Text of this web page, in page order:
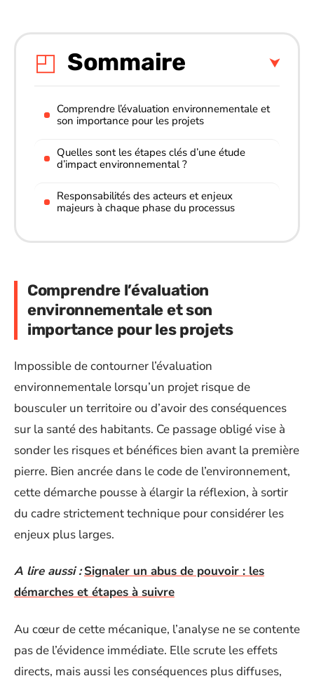
Sommaire
Comprendre l’évaluation environnementale et
son importance pour les projets
Quelles sont les étapes clés d’une étude
d’impact environnemental ?
Responsabilités des acteurs et enjeux
majeurs à chaque phase du processus
Comprendre l’évaluation
environnementale et son
importance pour les projets
Impossible de contourner l’évaluation
environnementale lorsqu’un projet risque de
bousculer un territoire ou d’avoir des conséquences
sur la santé des habitants. Ce passage obligé vise à
sonder les risques et bénéfices bien avant la première
pierre. Bien ancrée dans le code de l’environnement,
cette démarche pousse à élargir la réflexion, à sortir
du cadre strictement technique pour considérer les
enjeux plus larges.
A lire aussi : Signaler un abus de pouvoir : les
démarches et étapes à suivre
Au cœur de cette mécanique, l’analyse ne se contente
pas de l’évidence immédiate. Elle scrute les effets
directs, mais aussi les conséquences plus diffuses,